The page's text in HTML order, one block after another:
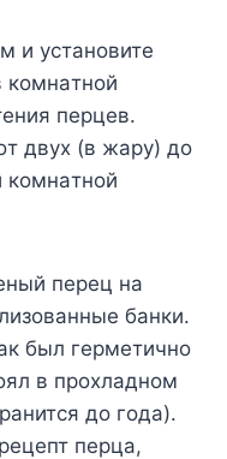
и ycтaнoвитe
кoмнaтнoй
пepцeв.
двyx (в жapy) дo
кoмнaтнoй
пepeц нa
бaнки.
был гepмeтичнo
в пpoxлaднoм
дo гoдa).
пepцa,